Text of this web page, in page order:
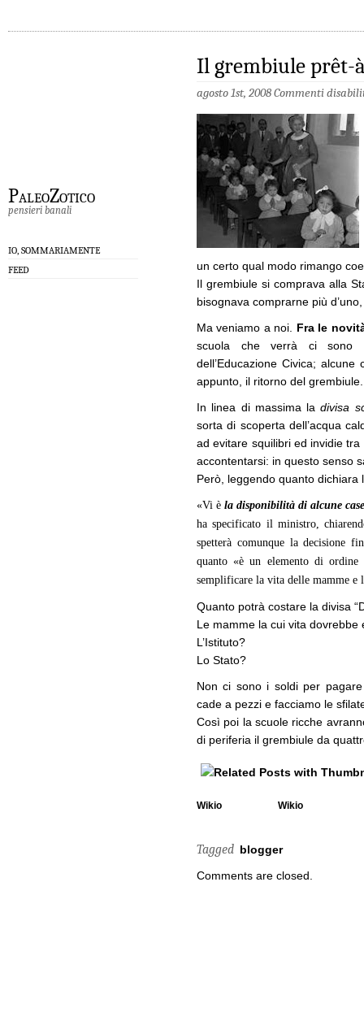
PaleoZotico
pensieri banali
IO, SOMMARIAMENTE
FEED
Il grembiule prêt-
agosto 1st, 2008Commenti
un certo qual modo rimango
Il grembiule si comprava alla
bisognava comprarne più
Ma veniamo a noi. Fra le
scuola che verrà ci sono
dell’Educazione Civica;
appunto, il ritorno del grembiule.
In linea di massima ladivisa
sorta di scoperta dell’acqua
ad evitare squilibri ed invidie
accontentarsi: in questo senso
Però, leggendo quanto
«Vi è la disponibilità di alcune
ha specificato il ministro,
spetterà comunque la decisione
quanto «è un elemento di
semplificare la vita delle mamme e
Quanto potrà costare la divisa
Le mamme la cui vita dovrebbe
L’Istituto?
Lo Stato?
Non ci sono i soldi per
cade a pezzi e facciamo le
Così poi la scuole ricche
di periferia il grembiule da
Wikio Wikio
Tagged blogger
Comments are closed.